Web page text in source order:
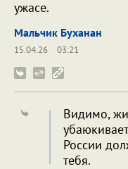
ужасе.
Мальчик Буханан
15.04.26
03:21
Видимо,
России
тебя.